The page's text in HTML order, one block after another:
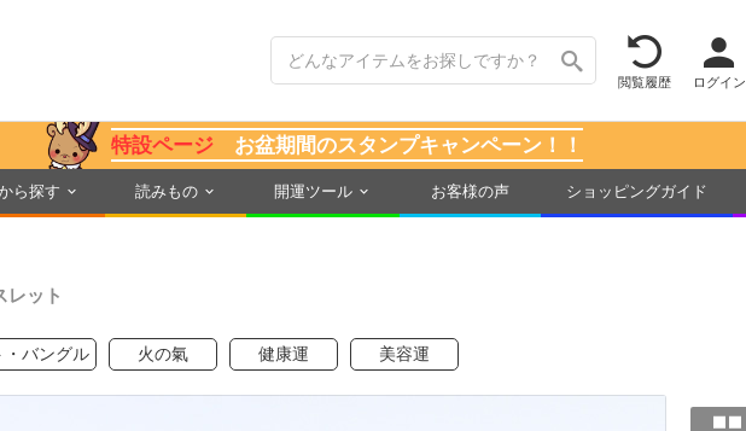
閲覧履歴 ログイン
特設ページ お盆期間のスタンプキャンペーン！！
ら探す 読みもの 開運ツール お客様の声 ショッピングガイド
レット
・バングル 火の氣 健康運 美容運